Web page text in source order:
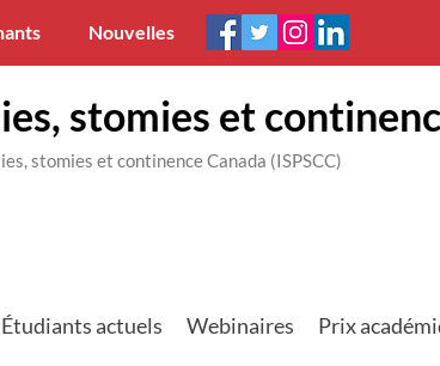
Nouvelles
stomies et
stomies et continence Canada (ISPSCC)
Étudiants actuels Webinaires Prix